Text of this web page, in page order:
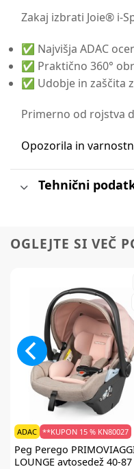
Zakaj izbrati Joie® i-
✅ Najvišja ADAC
✅ Praktično 360°
✅ Udobje in zaščita
Primerno od rojstva
Opozorila in
Tehnični
OGLEJTE SI VEČ
**KUPON 15 % KN80027
ADAC
Peg Perego
LOUNGE avtosedež 40-